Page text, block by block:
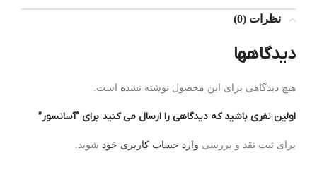
نظرات (0)
دیدگاهها
هیچ دیدگاهی برای این محصول نوشته نشده است.
اولین نفری باشید که دیدگاهی را ارسال می کنید برای “آسانسور”
برای ثبت نقد و بررسی وارد حساب کاربری خود شوید.